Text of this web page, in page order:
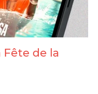
Fête de la